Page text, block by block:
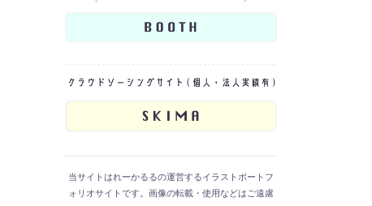
当サイトはれーかるるの運営するイラストポートフ
ォリオサイトです。画像の転載・使用などはご遠慮